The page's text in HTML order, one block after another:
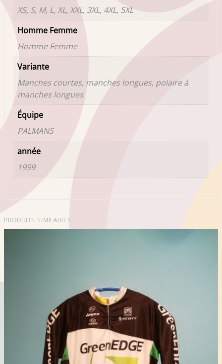
XS, S, M, L, XL, XXL, 3XL, 4XL, 5XL
Homme Femme
Homme Femme
Variante
Manches courtes, manches longues, polaire à
manches longues
Équipe
PALMANS
année
1999
PRODUITS SIMILAIRES